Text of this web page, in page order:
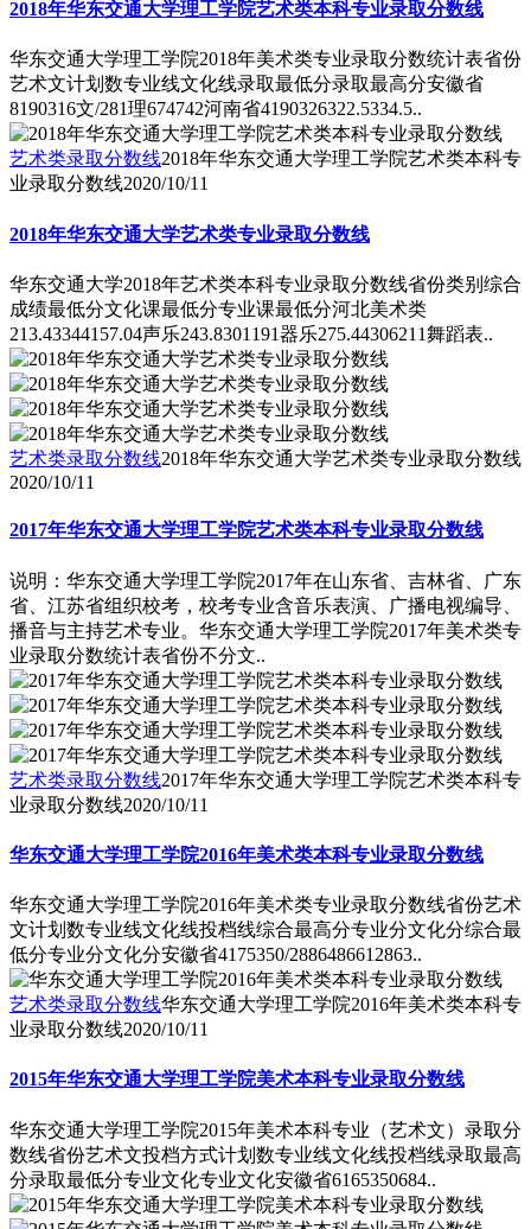
2018年华东交通大学理工学院艺术类本科专业录取分数线
华东交通大学理工学院2018年美术类专业录取分数统计表省份
艺术文计划数专业线文化线录取最低分录取最高分安徽省
8190316文/281理674742河南省4190326322.5334.5..
艺术类录取分数线2018年华东交通大学理工学院艺术类本科专
业录取分数线2020/10/11
2018年华东交通大学艺术类专业录取分数线
华东交通大学2018年艺术类本科专业录取分数线省份类别综合
成绩最低分文化课最低分专业课最低分河北美术类
213.43344157.04声乐243.8301191器乐275.44306211舞蹈表..
艺术类录取分数线2018年华东交通大学艺术类专业录取分数线
2020/10/11
2017年华东交通大学理工学院艺术类本科专业录取分数线
说明：华东交通大学理工学院2017年在山东省、吉林省、广东
省、江苏省组织校考，校考专业含音乐表演、广播电视编导、
播音与主持艺术专业。华东交通大学理工学院2017年美术类专
业录取分数统计表省份不分文..
艺术类录取分数线2017年华东交通大学理工学院艺术类本科专
业录取分数线2020/10/11
华东交通大学理工学院2016年美术类本科专业录取分数线
华东交通大学理工学院2016年美术类专业录取分数线省份艺术
文计划数专业线文化线投档线综合最高分专业分文化分综合最
低分专业分文化分安徽省4175350/2886486612863..
艺术类录取分数线华东交通大学理工学院2016年美术类本科专
业录取分数线2020/10/11
2015年华东交通大学理工学院美术本科专业录取分数线
华东交通大学理工学院2015年美术本科专业（艺术文）录取分
数线省份艺术文投档方式计划数专业线文化线投档线录取最高
分录取最低分专业文化专业文化安徽省6165350684..